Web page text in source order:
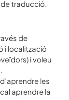
traducció.
de
i localització
i voleu
les
aprendre la